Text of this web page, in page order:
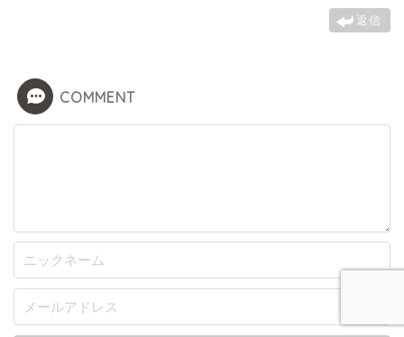
返信
COMMENT